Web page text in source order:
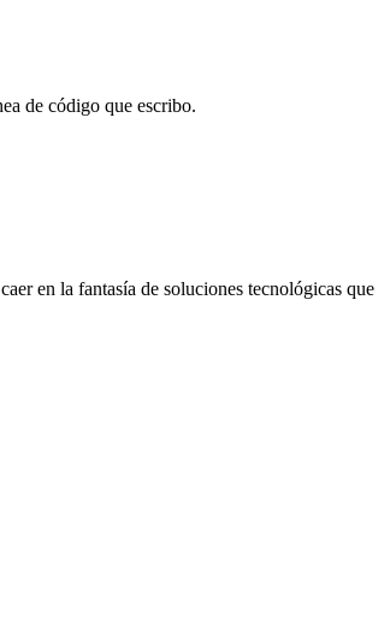
de código que escribo.
en la fantasía de soluciones tecnológicas que